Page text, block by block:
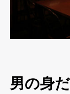
男の身